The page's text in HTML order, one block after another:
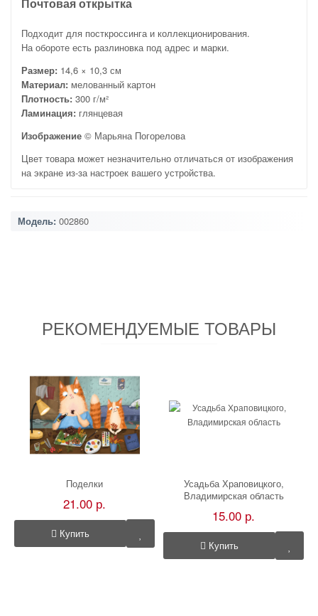
Подходит для посткроссинга и коллекционирования.
На обороте есть разлиновка под адрес и марки.
Размер: 14,6 × 10,3 см
Материал: мелованный картон
Плотность: 300 г/м²
Ламинация: глянцевая
Изображение © Марьяна Погорелова
Цвет товара может незначительно отличаться от изображения
на экране из-за настроек вашего устройства.
Модель: 002860
РЕКОМЕНДУЕМЫЕ ТОВАРЫ
Поделки
21.00 р.
Купить
Усадьба Храповицкого,
Владимирская область
15.00 р.
Купить